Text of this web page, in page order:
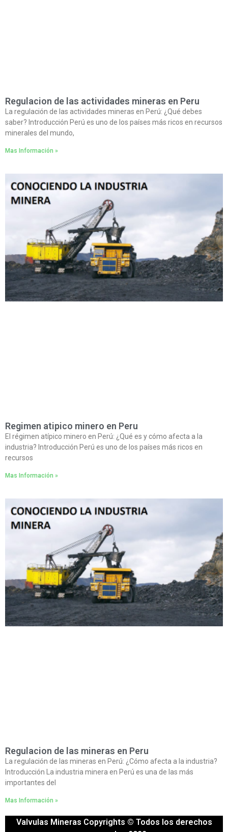
Regulacion de las actividades mineras en Peru
La regulación de las actividades mineras en Perú: ¿Qué debes
saber? Introducción Perú es uno de los países más ricos en recursos
minerales del mundo,
Mas Información »
Regimen atipico minero en Peru
El régimen atípico minero en Perú: ¿Qué es y cómo afecta a la
industria? Introducción Perú es uno de los países más ricos en
recursos
Mas Información »
Regulacion de las mineras en Peru
La regulación de las mineras en Perú: ¿Cómo afecta a la industria?
Introducción La industria minera en Perú es una de las más
importantes del
Mas Información »
Valvulas Mineras Copyrights © Todos los derechos